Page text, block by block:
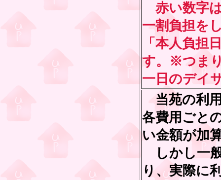
赤い数字
一割負担を
「本人負担
す。※つま
一日のデイ
当苑の利
各費用ごと
い金額が加
しかし一
り、実際に